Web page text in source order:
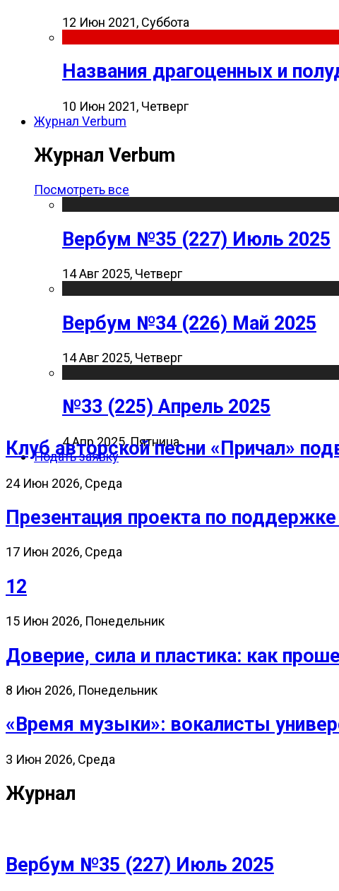
12 Июн 2021, Суббота
Названия драгоценных и
10 Июн 2021, Четверг
Журнал Verbum
Журнал Verbum
Посмотреть все
Вербум №35 (227) Июль 2025
14 Авг 2025, Четверг
Вербум №34 (226) Май 2025
14 Авг 2025, Четверг
№33 (225) Апрель 2025
4 Апр 2025, Пятница
Подать заявку
Клуб авторской песни «Причал»
24 Июн 2026, Среда
Презентация проекта по
17 Июн 2026, Среда
12
15 Июн 2026, Понедельник
Доверие, сила и пластика: как
8 Июн 2026, Понедельник
«Время музыки»: вокалисты
3 Июн 2026, Среда
Журнал
Вербум №35 (227) Июль 2025